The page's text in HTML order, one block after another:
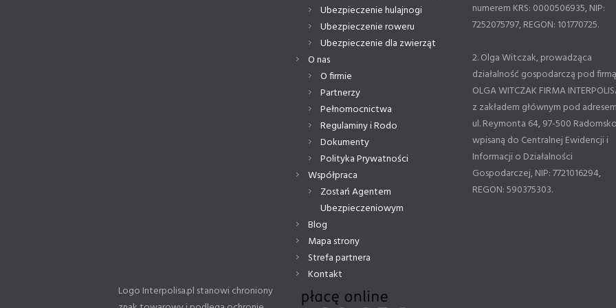
Ubezpieczenie hulajnogi
Ubezpieczenie roweru
Ubezpieczenie dla zwierząt
O nas
O firmie
Partnerzy
Pełnomocnictwa
Regulaminy i Rodo
Dokumenty
Polityka Prywatności
Współpraca
Zostań Agentem
Ubezpieczeniowym
Blog
Mapa strony
Strefa partnera
Kontakt
numerem KRS: 0000506935, NIP:
7252075797, REGON: 101770725.
2. Olga Witczak, prowadząca
działalność gospodarczą pod firmą
OLGA WITCZAK FIRMA
z zakładem głównym pod
ul. Reymonta 64, 97-500
wpisaną do Centralnej Ewidencji i
Informacji o Działalności
Gospodarczej, NIP: 7721016294,
REGON: 590375303.
Logo Interpolisa.pl stanowi chroniony